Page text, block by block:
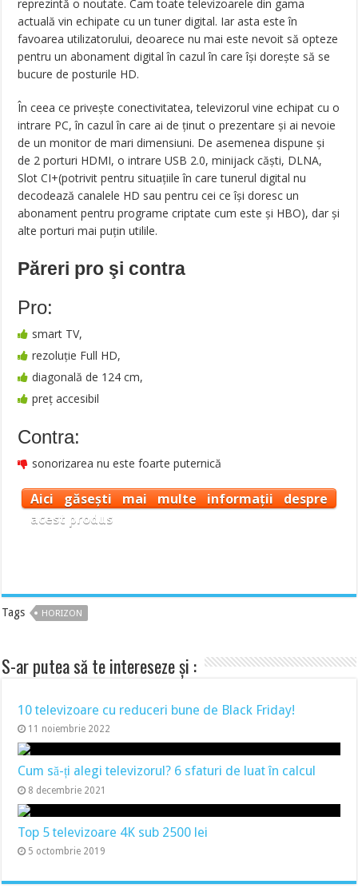
reprezintă o noutate. Cam toate televizoarele din gama
actuală vin echipate cu un tuner digital. Iar asta este în
favoarea utilizatorului, deoarece nu mai este nevoit să opteze
pentru un abonament digital în cazul în care își dorește să se
bucure de posturile HD.
În ceea ce privește conectivitatea, televizorul vine echipat cu o
intrare PC, în cazul în care ai de ținut o prezentare și ai nevoie
de un monitor de mari dimensiuni. De asemenea dispune și
de 2 porturi HDMI, o intrare USB 2.0, minijack căști, DLNA,
Slot CI+(potrivit pentru situațiile în care tunerul digital nu
decodează canalele HD sau pentru cei ce își doresc un
abonament pentru programe criptate cum este și HBO), dar și
alte porturi mai puțin utilile.
Păreri pro şi contra
Pro:
smart TV,
rezoluţie Full HD,
diagonală de 124 cm,
preț accesibil
Contra:
sonorizarea nu este foarte puternică
Aici găsești mai multe informații despre
acest produs
Tags HORIZON
S-ar putea să te intereseze și :
10 televizoare cu reduceri bune de Black Friday!
11 noiembrie 2022
Cum să-ți alegi televizorul? 6 sfaturi de luat în calcul
8 decembrie 2021
Top 5 televizoare 4K sub 2500 lei
5 octombrie 2019